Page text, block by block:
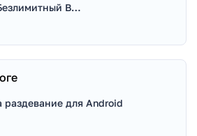
NotVPN - Безлимитный ВПН | VPN
для Android